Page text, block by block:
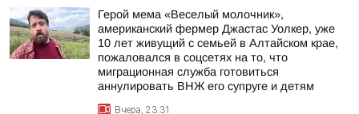
Герой мема «Веселый молочник»,
американский фермер Джастас Уолкер, уже
10 лет живущий с семьей в Алтайском крае,
пожаловался в соцсетях на то, что
миграционная служба готовиться
аннулировать ВНЖ его супруге и детям
Вчера, 23:31